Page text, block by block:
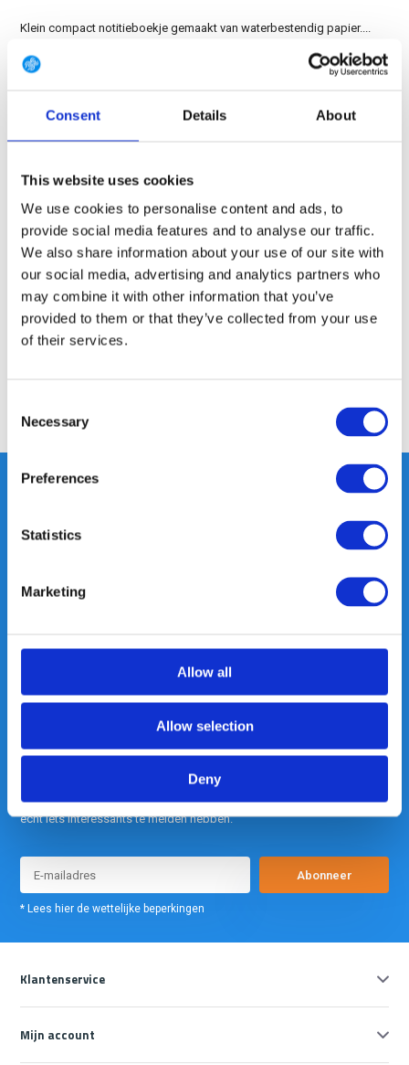
Consent Details About
This website uses cookies
We use cookies to personalise content and ads, to
provide social media features and to analyse our traffic.
We also share information about your use of our site with
our social media, advertising and analytics partners who
may combine it with other information that you’ve
provided to them or that they’ve collected from your use
of their services.
Selection
Necessary
Preferences
Statistics
Marketing
Allow all
Allow selection
Deny
Klein compact notitieboekje gemaakt van waterbestendig papier....
14 DAGEN RETOURTERMIJN
24/7 ONLINE WINKELEN
Productomschrijving
Specificaties
Delen
Heeft u vragen, neem gerust
is onze kracht.
info@gearpoint.nl
Meld je nu aan voor onze nieuwsbrief. We sturen deze alleen als we
echt iets interessants te melden hebben.
Abonneer
* Lees hier de wettelijke beperkingen
Klantenservice
Mijn account